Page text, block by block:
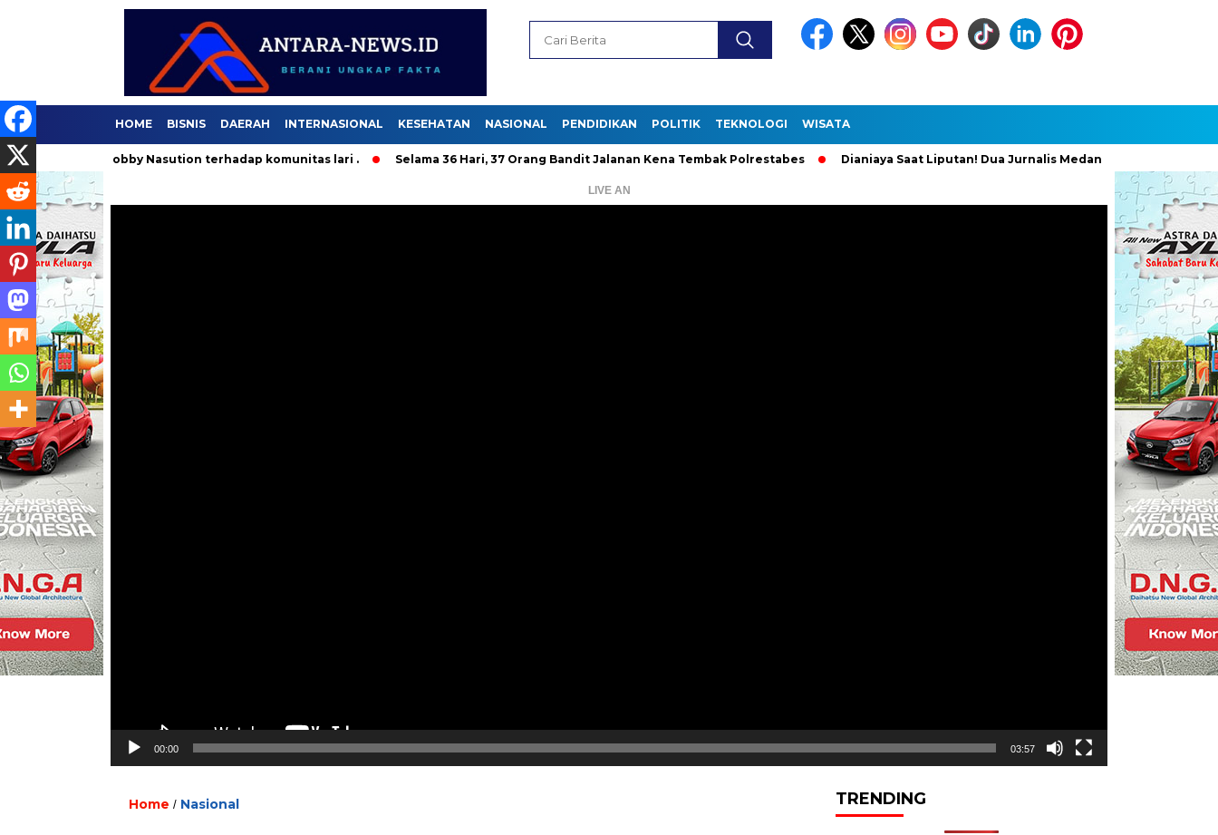
HOME BISNIS DAERAH INTERNASIONAL KESEHATAN NASIONAL PENDIDIKAN POLITIK TEKNOLOGI WISATA
Bobby Nasution terhadap komunitas lari . Selama 36 Hari, 37 Orang Bandit Jalanan Kena Tembak Polrestabes Dianiaya Saat Liputan! Dua Jurnalis Medan Diperiksa Polisi, Pelaku
LIVE AN
00:00 03:57
Home / Nasional TRENDING